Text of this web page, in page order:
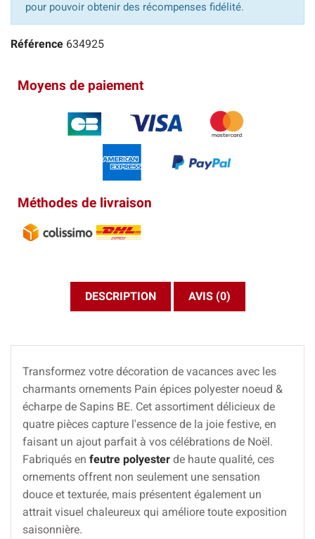
pour pouvoir obtenir des récompenses fidélité.
Référence 634925
Moyens de paiement
Méthodes de livraison
DESCRIPTION AVIS (0)
Transformez votre décoration de vacances avec les
charmants ornements Pain épices polyester noeud &
écharpe de Sapins BE. Cet assortiment délicieux de
quatre pièces capture l'essence de la joie festive, en
faisant un ajout parfait à vos célébrations de Noël.
Fabriqués en feutre polyester de haute qualité, ces
ornements offrent non seulement une sensation
douce et texturée, mais présentent également un
attrait visuel chaleureux qui améliore toute exposition
saisonnière.